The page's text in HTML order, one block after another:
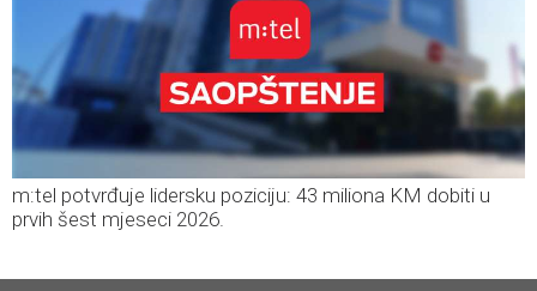
m:tel potvrđuje lidersku poziciju: 43 miliona KM dobiti u
prvih šest mjeseci 2026.